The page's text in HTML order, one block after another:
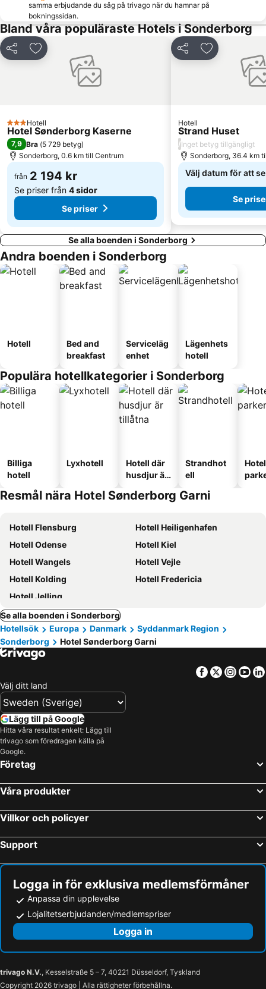
samma erbjudande du såg på trivago när du hamnar på
bokningssidan.
Bland våra populäraste Hotels i Sonderborg
Dela Lägg till i Mina Favoriter
3 Stjärnor
Hotell
Hotel Sønderborg Kaserne
7,9 Bra (5 729 betyg)
Sonderborg, 0.6 km till Centrum
från 2 194 kr
Se priser från 4 sidor
Se priser
Dela Lägg till i
Hotell
Strand Huset
/Inget betyg tillgängligt
Sonderborg, 36.4 km
Välj datum för att
Se
Se alla boenden i Sonderborg
Andra boenden i Sonderborg
Hotell
Bed and
breakfast
Serviceläg
enhet
Lägenhets
hotell
Populära hotellkategorier i Sonderborg
Billiga
hotell
Lyxhotell
Hotell där
husdjur är
Strandhot
ell
Resmål nära Hotel Sønderborg Garni
Hotell Flensburg
Hotell Heiligenhafen
Hotell Odense
Hotell Kiel
Hotell Wangels
Hotell Vejle
Hotell Kolding
Hotell Fredericia
Hotell Jelling
Se alla boenden i Sonderborg
Hotellsök
Europa Danmark
Syddanmark Region
Sonderborg
Hotel Sønderborg Garni
Facebook
Twitter
Välj ditt land
Lägg till på Google
Hitta våra resultat enkelt: Lägg till
trivago som föredragen källa på
Google.
Företag
Våra produkter
Villkor och policyer
Support
Logga in för exklusiva medlemsförmåner
Anpassa din upplevelse
Lojalitetserbjudanden/medlemspriser
Logga in
trivago N.V., Kesselstraße 5 – 7, 40221 Düsseldorf, Tyskland
Copyright 2026 trivago | Alla rättigheter förbehållna.